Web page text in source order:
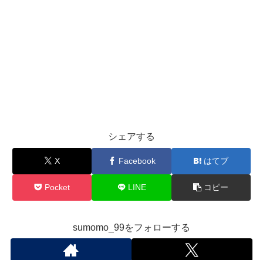
シェアする
X Facebook はてブ
Pocket LINE コピー
sumomo_99をフォローする